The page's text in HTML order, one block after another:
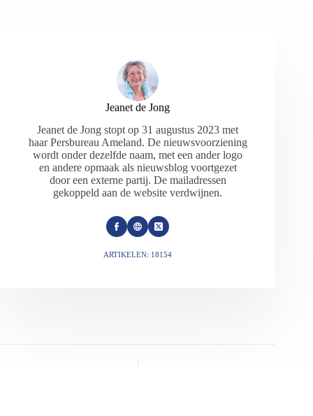
Jeanet de Jong
Jeanet de Jong stopt op 31 augustus 2023 met
haar Persbureau Ameland. De nieuwsvoorziening
wordt onder dezelfde naam, met een ander logo
en andere opmaak als nieuwsblog voortgezet
door een externe partij. De mailadressen
gekoppeld aan de website verdwijnen.
ARTIKELEN: 18154